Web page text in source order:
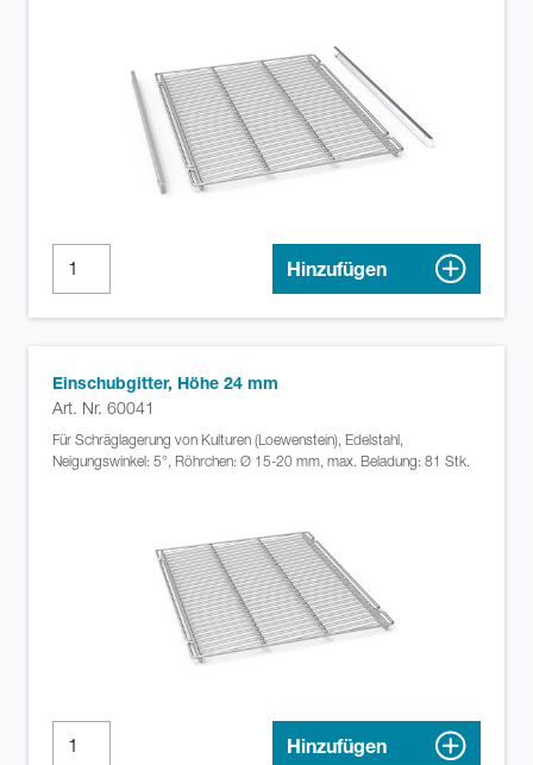
Hinzufügen
Einschubgitter, Höhe 24 mm
Art. Nr. 60041
Für Schräglagerung von Kulturen (Loewenstein), Edelstahl,
Neigungswinkel: 5°, Röhrchen: Ø 15-20 mm, max. Beladung: 81 Stk.
Hinzufügen